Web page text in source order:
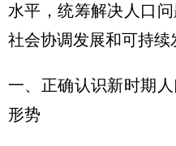
水平，统筹解决人口
社会协调发展和可持续
一、正确认识新时期
形势